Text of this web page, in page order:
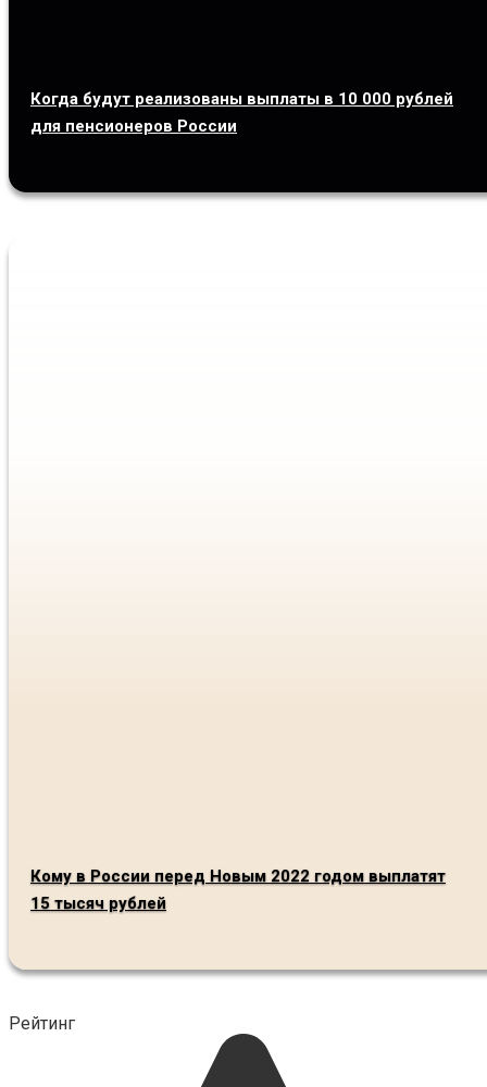
Когда будут реализованы выплаты в 10 000 рублей
для пенсионеров России
Кому в России перед Новым 2022 годом выплатят
15 тысяч рублей
Рейтинг